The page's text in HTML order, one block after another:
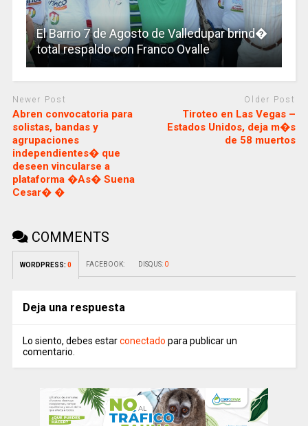
El Barrio 7 de Agosto de Valledupar brind�
total respaldo con Franco Ovalle
Newer Post
Abren convocatoria para
solistas, bandas y
agrupaciones
independientes� que
deseen vincularse a
plataforma �As� Suena
Cesar� �
Older Post
Tiroteo en Las Vegas –
Estados Unidos, deja m�s
de 58 muertos
COMMENTS
WORDPRESS: 0 FACEBOOK: DISQUS: 0
Deja una respuesta
Lo siento, debes estarconectado para publicar un
comentario.